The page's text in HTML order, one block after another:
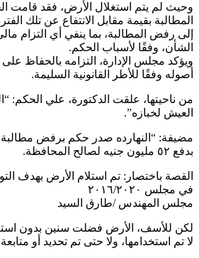
وحيث لم يتم استغلال الأرض، فقد قامت
المطالبة بقيمة مقابل الانتفاع عن تلك
إلى رفض المطالبة، بما ينفي أي التزام
الشأن، وفقًا لأسباب الحكم.
ويؤكد مجلس الإدارة، التزامه بالحفاظ
أصوله وفقًا للأطر القانونية السليمة.
من ناحيتها، علقت الدكتورة، علي الحكم:
العيش لخبازه”.
مضيفة: “النهارده صدر حكم برفض مطالبة
بدفع ٥٢ مليون جنيه لصالح المحافظة.
القصة باختصار: تم استلام الأرض بهدف
في مجلس ٢٠١٦/٢٠٢٠
مجلس المهندس /طارق السيد
لكن للأسف، الأرض فضلت سنين بدون
لا تم استخدامها، ولا حتى تم تحديد أو